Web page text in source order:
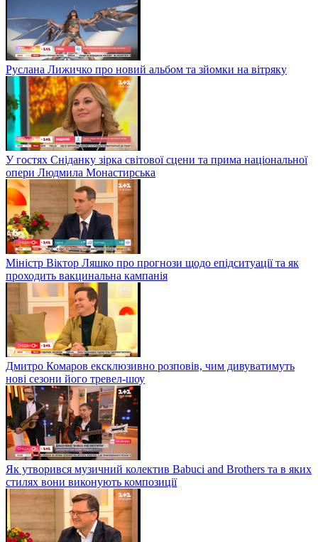
Руслана Лижичко про новий альбом та зйомки на вітряку
У гостях Сніданку зірка світової сцени та прима національної
опери Людмила Монастирська
Міністр Віктор Ляшко про прогнози щодо епідситуації та як
проходить вакцинальна кампанія
Дмитро Комаров ексклюзивно розповів, чим дивуватимуть
нові сезони його тревел-шоу
Як утворився музичний колектив Babuci and Brothers та в яких
стилях вони виконують композиції